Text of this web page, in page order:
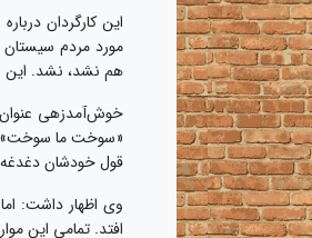
این کارگردان
مورد مردم سیستان
هم نشد، نشد. این
خوش‌آمدزهی عنوان
«سوخت ما سوخت»
قول خودشان دغدغه
وی اظهار داشت:
افتد. تمامی این